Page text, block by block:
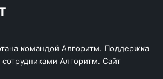
командой Алгоритм. Поддержка
сотрудниками Алгоритм. Сайт